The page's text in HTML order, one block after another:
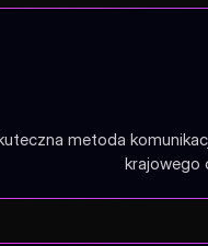
metoda
krajowego